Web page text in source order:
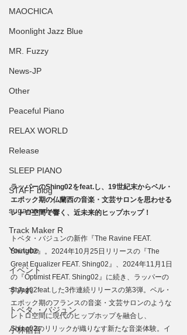
MAOCHICA
Moonlight Jazz Blue
MR. Fuzzy
News-JP
Other
Peaceful Piano
RELAX WORLD
Release
SLEEP PIANO
STAFF blog
sugarcandy
Track Maker R
Youtube
イベント
すみれ
トベタ ・バジュン
小林信吾
ラッパーのShing02をfeat.し、19世紀末からベル・
エポック期の仏蘭西の音楽・文芸サロンを思わせる
レトロ空間で響く、近未来的ヒップホップ！
トベタ・バジュンの新作『The Ravine FEAT.
Shing02』。2024年10月25日リリースの『The
Great Equalizer FEAT. Shing02』、2024年11月1日
の『Optimist FEAT. Shing02』に続き、ラッパーの
Shing02feat.した3作連続リリースの第3弾。ベル・
エポック期のフランスの音楽・文芸サロンのような
レトロ空間に現代のヒップホップを融合し、
Shing02のリリックが織りなす新たな音楽体験。イ